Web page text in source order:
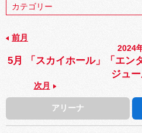
前月
2024
5月 「スカイホール」「エン
ジュ
次月
アリーナ